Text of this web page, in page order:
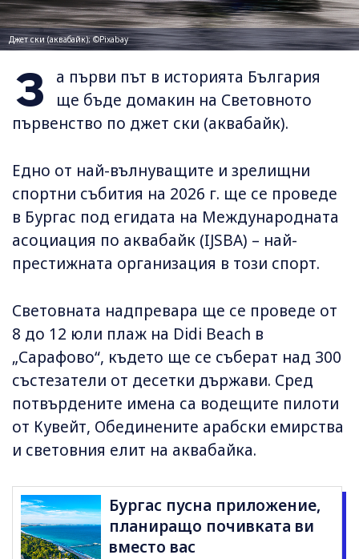
Джет ски (аквабайк); ©Pixabay
З
а първи път в историята България
ще бъде домакин на Световното
първенство по джет ски (аквабайк).
Едно от най-вълнуващите и зрелищни
спортни събития на 2026 г. ще се проведе
в Бургас под егидата на Международната
асоциация по аквабайк (IJSBA) – най-
престижната организация в този спорт.
Световната надпревара ще се проведе от
8 до 12 юли плаж на Didi Beach в
„Сарафово“, където ще се съберат над 300
състезатели от десетки държави. Сред
потвърдените имена са водещите пилоти
от Кувейт, Обединените арабски емирства
и световния елит на аквабайка.
Бургас пусна приложение,
планиращо почивката ви
вместо вас